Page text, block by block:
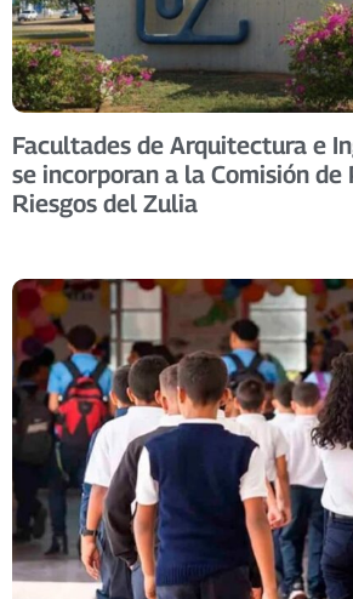
Facultades de Arquitectura e
se incorporan a la Comisión de
Riesgos del Zulia